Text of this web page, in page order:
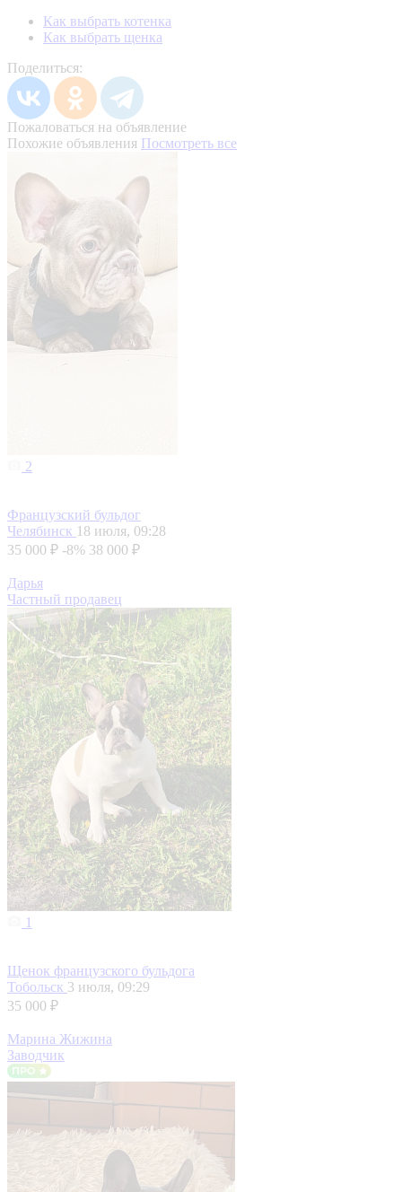
Как выбрать котенка
Как выбрать щенка
Поделиться:
Пожаловаться на объявление
Похожие объявления Посмотреть все
2
Французский бульдог
Челябинск 18 июля, 09:28
35 000 ₽ -8% 38 000 ₽
Дарья
Частный продавец
1
Щенок французского бульдога
Тобольск 3 июля, 09:29
35 000 ₽
Марина Жижина
Заводчик